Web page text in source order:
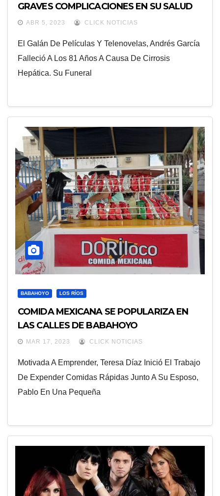
GRAVES COMPLICACIONES EN SU SALUD
ABR 5, 2023 CLICK NOTICIAS
El Galán De Películas Y Telenovelas, Andrés García
Falleció A Los 81 Años A Causa De Cirrosis
Hepática. Su Funeral
BABAHOYO LOS RÍOS
COMIDA MEXICANA SE POPULARIZA EN
LAS CALLES DE BABAHOYO
MAR 17, 2023 CLICK NOTICIAS
Motivada A Emprender, Teresa Díaz Inició El Trabajo
De Expender Comidas Rápidas Junto A Su Esposo,
Pablo En Una Pequeña